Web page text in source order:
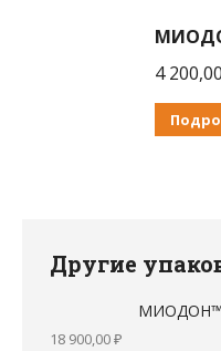
4 200,00
Другие
МИОДОН™
18 900,00₽